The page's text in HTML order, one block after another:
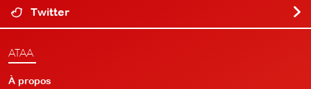
Twitter
ATAA
À propos